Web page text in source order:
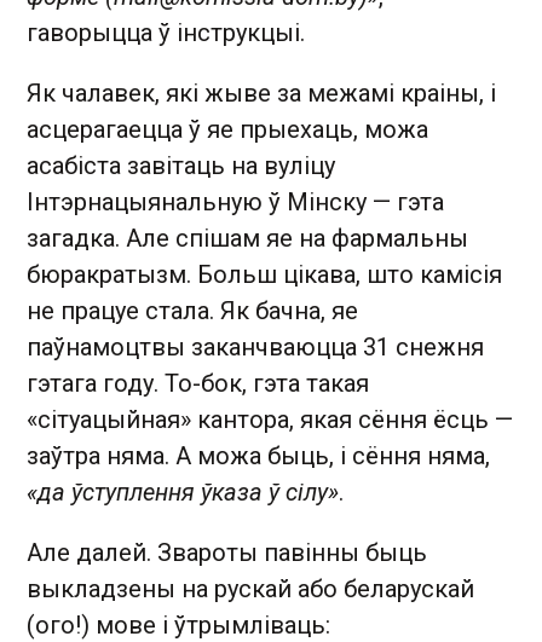
гаворыцца ў інструкцыі.
Як чалавек, які жыве за межамі краіны, і
асцерагаецца ў яе прыехаць, можа
асабіста завітаць на вуліцу
Інтэрнацыянальную ў Мінску — гэта
загадка. Але спішам яе на фармальны
бюракратызм. Больш цікава, што камісія
не працуе стала. Як бачна, яе
паўнамоцтвы заканчваюцца 31 снежня
гэтага году. То-бок, гэта такая
«сітуацыйная» кантора, якая сёння ёсць —
заўтра няма. А можа быць, і сёння няма,
«да ўступлення ўказа ў сілу».
Але далей. Звароты павінны быць
выкладзены на рускай або беларускай
(ого!) мове і ўтрымліваць: